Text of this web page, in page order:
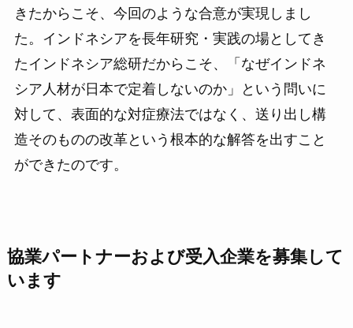
きたからこそ、今回のような合意が実現しまし
た。インドネシアを長年研究・実践の場としてき
たインドネシア総研だからこそ、「なぜインドネ
シア人材が日本で定着しないのか」という問いに
対して、表面的な対症療法ではなく、送り出し構
造そのものの改革という根本的な解答を出すこと
ができたのです。
協業パートナーおよび受入企業を募集して
います